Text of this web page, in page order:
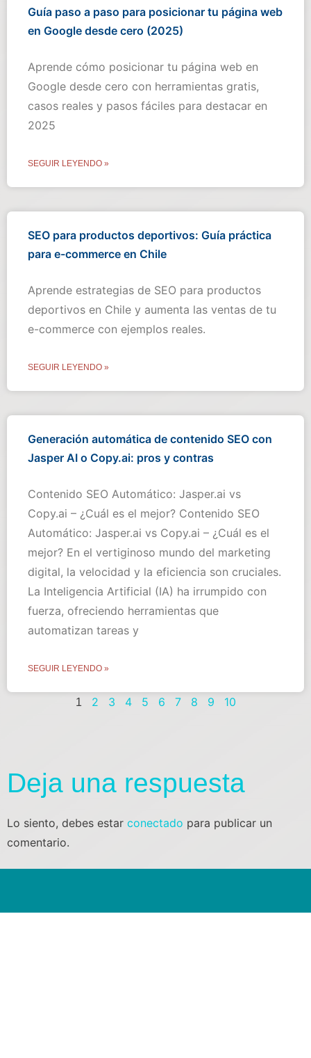
Guía paso a paso para posicionar tu página web
en Google desde cero (2025)
Aprende cómo posicionar tu página web en
Google desde cero con herramientas gratis,
casos reales y pasos fáciles para destacar en
2025
SEGUIR LEYENDO »
SEO para productos deportivos: Guía práctica
para e-commerce en Chile
Aprende estrategias de SEO para productos
deportivos en Chile y aumenta las ventas de tu
e-commerce con ejemplos reales.
SEGUIR LEYENDO »
Generación automática de contenido SEO con
Jasper AI o Copy.ai: pros y contras
Contenido SEO Automático: Jasper.ai vs
Copy.ai – ¿Cuál es el mejor? Contenido SEO
Automático: Jasper.ai vs Copy.ai – ¿Cuál es el
mejor? En el vertiginoso mundo del marketing
digital, la velocidad y la eficiencia son cruciales.
La Inteligencia Artificial (IA) ha irrumpido con
fuerza, ofreciendo herramientas que
automatizan tareas y
SEGUIR LEYENDO »
1 2 3 4 5 6 7 8 9 10
Deja una respuesta
Lo siento, debes estar conectado para publicar un
comentario.